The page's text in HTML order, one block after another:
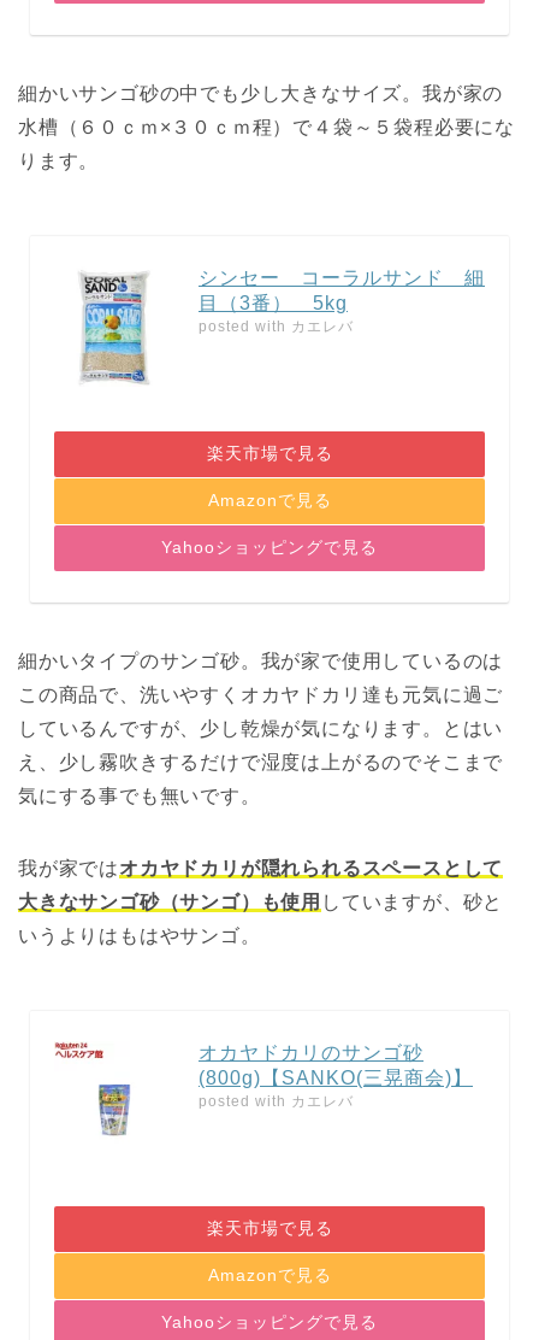
細かいサンゴ砂の中でも少し大きなサイズ。我が家の
水槽（６０ｃｍ×３０ｃｍ程）で４袋～５袋程必要にな
ります。
シンセー コーラルサンド 細
目（3番） 5kg
posted with カエレバ
楽天市場で見る
Amazonで見る
Yahooショッピングで見る
細かいタイプのサンゴ砂。 我が家で使用しているのは
この商品で、洗いやすくオカヤドカリ達も元気に過ご
しているんですが、少し乾燥が気になります。とはい
え、少し霧吹きするだけで湿度は上がるのでそこまで
気にする事でも無いです。
我が家ではオカヤドカリが隠れられるスペースとして
大きなサンゴ砂（サンゴ）も使用 していますが、砂と
いうよりはもはやサンゴ。
オカヤドカリのサンゴ砂
(800g)【SANKO(三晃商会)】
posted with カエレバ
楽天市場で見る
Amazonで見る
Yahooショッピングで見る